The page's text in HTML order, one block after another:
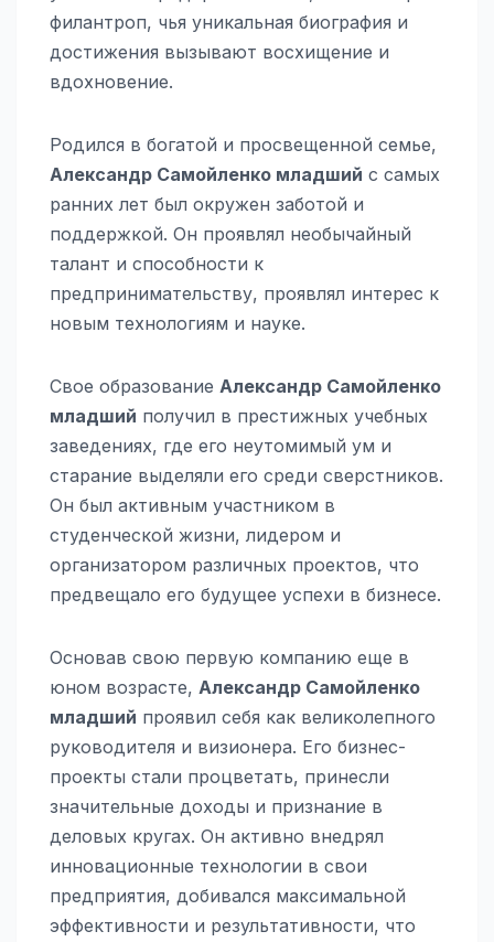
филантроп, чья уникальная биография и
достижения вызывают восхищение и
вдохновение.
Родился в богатой и просвещенной семье,
Александр Самойленко младший с самых
ранних лет был окружен заботой и
поддержкой. Он проявлял необычайный
талант и способности к
предпринимательству, проявлял интерес к
новым технологиям и науке.
Свое образование Александр Самойленко
младший получил в престижных учебных
заведениях, где его неутомимый ум и
старание выделяли его среди сверстников.
Он был активным участником в
студенческой жизни, лидером и
организатором различных проектов, что
предвещало его будущее успехи в бизнесе.
Основав свою первую компанию еще в
юном возрасте, Александр Самойленко
младший проявил себя как великолепного
руководителя и визионера. Его бизнес-
проекты стали процветать, принесли
значительные доходы и признание в
деловых кругах. Он активно внедрял
инновационные технологии в свои
предприятия, добивался максимальной
эффективности и результативности, что